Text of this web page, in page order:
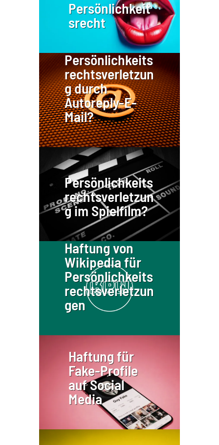
Persönlichkeit
srecht
Persönlichkeits
rechtsverletzun
g durch
Autoreply-E-
Mail?
Persönlichkeits
rechtsverletzun
g im Spielfilm?
Haftung von
Wikipedia für
Persönlichkeits
rechtsverletzun
gen
Haftung für
Fake-Profile
auf Social
Media